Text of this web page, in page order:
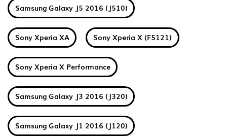
Samsung Galaxy J5 2016 (J510)
Sony Xperia XA Sony Xperia X (F5121)
Sony Xperia X Performance
Samsung Galaxy J3 2016 (J320)
Samsung Galaxy J1 2016 (J120)